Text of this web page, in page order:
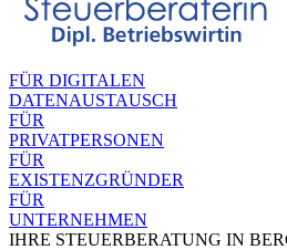
FÜR DIGITALEN
DATENAUSTAUSCH
FÜR
PRIVATPERSONEN
FÜR
EXISTENZGRÜNDER
FÜR
UNTERNEHMEN
IHRE STEUERBERATUNG IN